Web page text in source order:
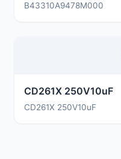
B43310A9478M000
CD261X 250V10uF
CD261X 250V10uF